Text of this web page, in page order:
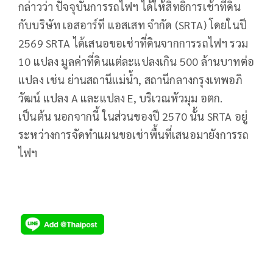
กล่าวว่า ปัจจุบันการรถไฟฯ ได้ให้สิทธิ์การเช้าที่ดิน
กับบริษัท เอสอาร์ที แอสเสท จำกัด (SRTA) โดยในปี
2569 SRTA ได้เสนอขอเช่าที่ดินจากการรถไฟฯ รวม
10 แปลง มูลค่าที่ดินแต่ละแปลงเกิน 500 ล้านบาทต่อ
แปลง เช่น ย่านสถานีแม่น้ำ, สถานีกลางกรุงเทพอภิ
วัฒน์ แปลง A และแปลง E, บริเวณหัวมุม อตก.
เป็นต้น นอกจากนี้ ในส่วนของปี 2570 นั้น SRTA อยู่
ระหว่างการจัดทำแผนขอเช่าพื้นที่เสนอมายังการรถ
ไฟฯ